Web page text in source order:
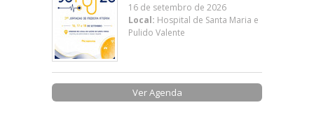
16 de setembro de 2026
Local: Hospital de Santa Maria e
Pulido Valente
Ver Agenda